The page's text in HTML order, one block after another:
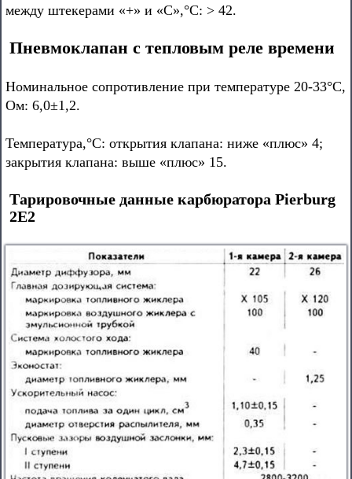
между штекерами «+» и «С»,°С: > 42.
Пневмоклапан с тепловым реле времени
Номинальное сопротивление при температуре 20-33°С,
Ом: 6,0±1,2.
Температура,°С: открытия клапана: ниже «плюс» 4;
закрытия клапана: выше «плюс» 15.
Тарировочные данные карбюратора Pierburg
2Е2